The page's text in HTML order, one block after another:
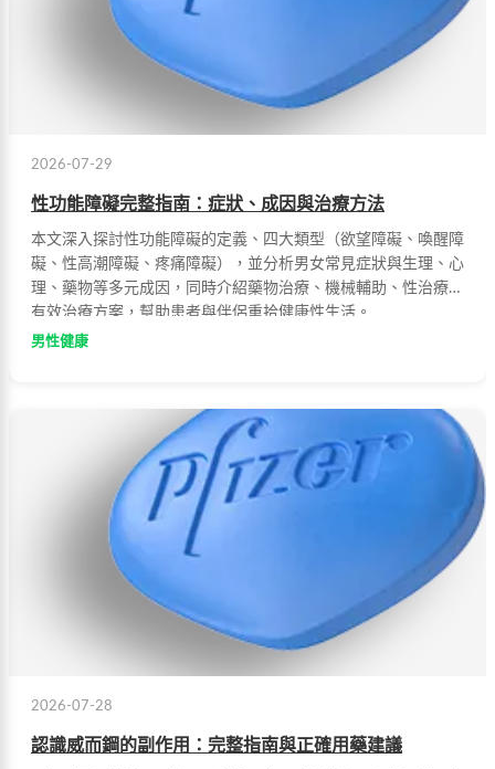
2026-07-29
性功能障礙完整指南：症狀、成因與治療方法
本文深入探討性功能障礙的定義、四大類型（欲望障礙、喚醒障
礙、性高潮障礙、疼痛障礙），並分析男女常見症狀與生理、心
理、藥物等多元成因，同時介紹藥物治療、機械輔助、性治療等
有效治療方案，幫助患者與伴侶重拾健康性生活。
男性健康
2026-07-28
認識威而鋼的副作用：完整指南與正確用藥建議